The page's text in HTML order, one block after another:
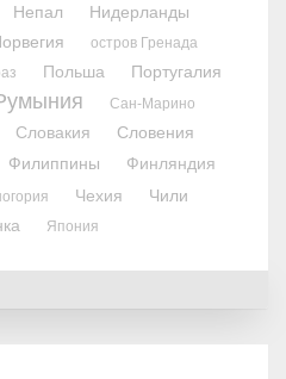
Непал
Нидерланды
остров Гренада
Польша Португалия
Сан-Марино
Словакия Словения
Филиппины Финляндия
Чехия
Чили
Япония